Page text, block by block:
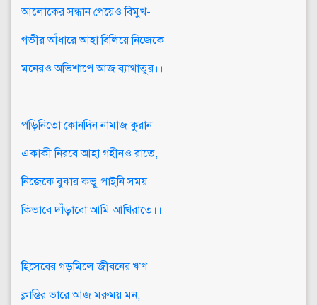
আলোকের সন্ধান পেয়েও বিমুখ-
গভীর আঁধারে আহা বিলিয়ে নিজেকে
মনেরও অভিশাপে আজ ব্যাথাতুর।।
পড়িনিতো কোনদিন নামাজ কুরান
একাকী নিরবে আহা গহীনও রাতে,
নিজেকে বুঝার কভু পাইনি সময়
কিভাবে দাঁড়াবো আমি আখিরাতে।।
হিসেবের গড়মিলে জীবনের ঋণ
ক্লান্তির ভারে আজ মরুময় মন,